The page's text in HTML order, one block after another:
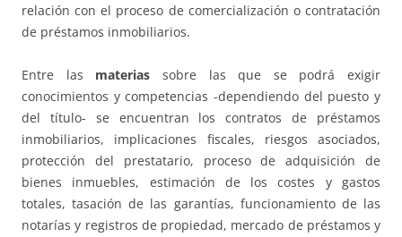
relación con el proceso de comercialización o contratación
de préstamos inmobiliarios.
Entre las materias sobre las que se podrá exigir
conocimientos y competencias -dependiendo del puesto y
del título- se encuentran los contratos de préstamos
inmobiliarios, implicaciones fiscales, riesgos asociados,
protección del prestatario, proceso de adquisición de
bienes inmuebles, estimación de los costes y gastos
totales, tasación de las garantías, funcionamiento de las
notarías y registros de propiedad, mercado de préstamos y